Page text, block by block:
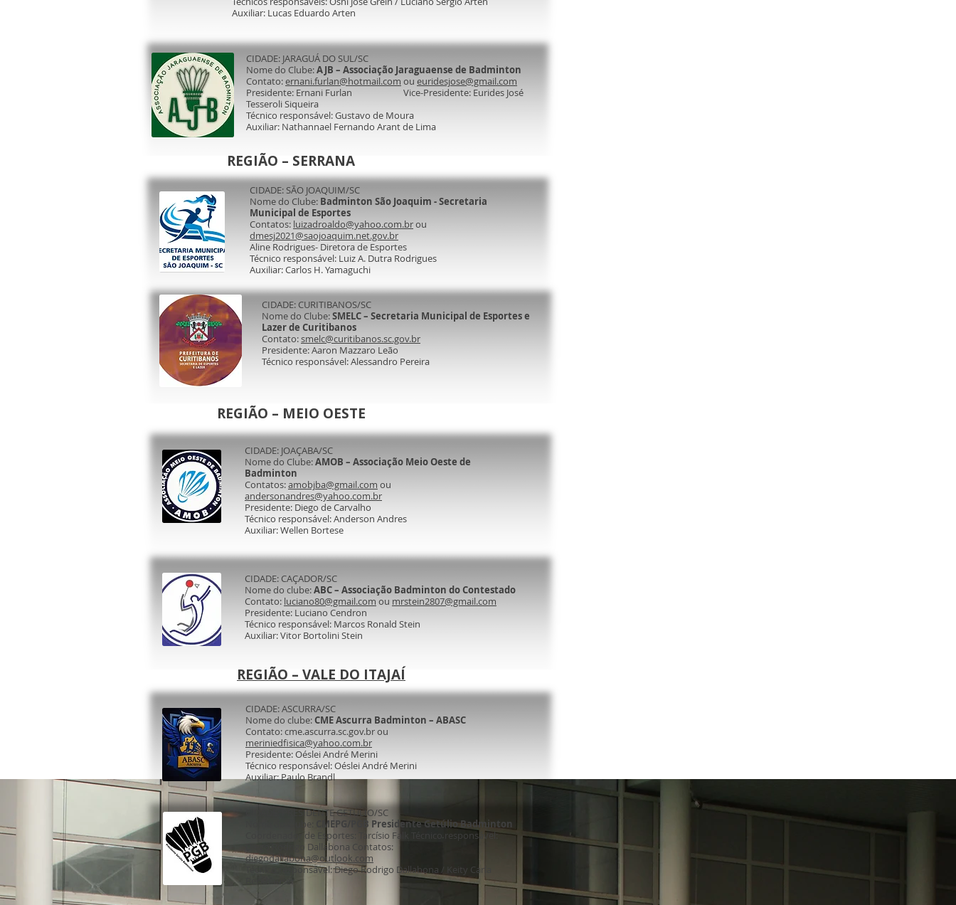
Auxiliar: Lucas Eduardo Arten
CIDADE: JARAGUÁ DO SUL/SC
Nome do Clube:AJB – Associação Jaraguaense de Badminton
Contato:ernani.furlan@hotmail.com ou euridesjose@gmail.com
Presidente: Ernani Furlan Vice-Presidente: Eurides José
Tesseroli Siqueira
Técnico responsável: Gustavo de Moura
Auxiliar: Nathannael Fernando Arant de Lima
REGIÃO – SERRANA
CIDADE: SÃO JOAQUIM/SC
Nome do Clube: Badminton São Joaquim - Secretaria
Municipal de Esportes
Contatos: luizadroaldo@yahoo.com.brou
dmesj2021@saojoaquim.net.gov.br
Aline Rodrigues- Diretora de Esportes
Técnico responsável: Luiz A. Dutra Rodrigues
Auxiliar: Carlos H. Yamaguchi
CIDADE: CURITIBANOS/SC
Nome do Clube:SMELC – Secretaria Municipal de Esportes e
Lazer de Curitibanos
Contato:smelc@curitibanos.sc.gov.br
Presidente: Aaron Mazzaro Leão
Técnico responsável: Alessandro Pereira
REGIÃO – MEIO OESTE
CIDADE: JOAÇABA/SC
Nome do Clube:AMOB – Associação Meio Oeste de
Badminton
Contatos:amobjba@gmail.com ou
andersonandres@yahoo.com.br
Presidente: Diego de Carvalho
Técnico responsável: Anderson Andres
Auxiliar: Wellen Bortese
CIDADE: CAÇADOR/SC
Nome do clube:ABC – Associação Badminton do Contestado
Contato: luciano80@gmail.com ou mrstein2807@gmail.com
Presidente: Luciano Cendron
Técnico responsável: Marcos Ronald Stein
Auxiliar: Vitor Bortolini Stein
REGIÃO – VALE DO ITAJAÍ
CIDADE: ASCURRA/SC
Nome do clube:CME Ascurra Badminton – ABASC
Contato: cme.ascurra.sc.gov.br ou
meriniedfisica@yahoo.com.br
Presidente: Oéslei André Merini
Técnico responsável: Oéslei André Merini
Auxiliar: Paulo Brandl
CIDADE: PRESIDENTE GETÚLIO/SC
Nome do Clube:
CMEPG/PGB Presidente Getúlio Badminton
Coordenador de Esportes: Tarcísio Falk Técnico responsável:
Diego Rodrigo Dallabona Contatos:
diegodallabona@outlook.com
Técnico responsável: Diego Rodrigo Dallabona / Keity Carla
Beckhauser